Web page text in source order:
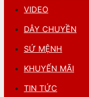
VIDEO
DÂY CHUYỀN
SỨ MỆNH
KHUYẾN MÃI
TIN TỨC